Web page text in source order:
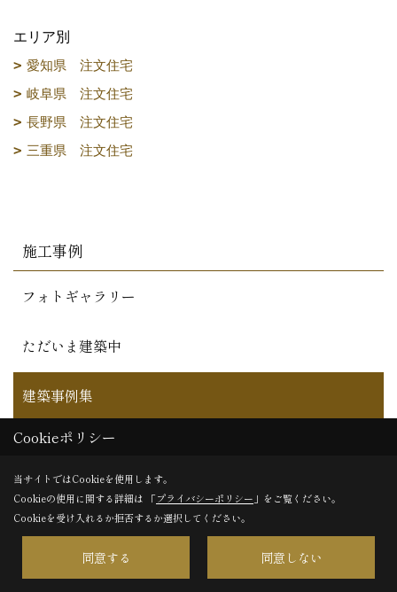
エリア別
愛知県 注文住宅
岐阜県 注文住宅
長野県 注文住宅
三重県 注文住宅
施工事例
フォトギャラリー
ただいま建築中
建築事例集
お住まい訪問記
Cookieポリシー
当サイトではCookieを使用します。
Cookieの使用に関する詳細は 「プライバシーポリシー 」をご覧ください。
Cookieを受け入れるか拒否するか選択してください。
同意する 同意しない